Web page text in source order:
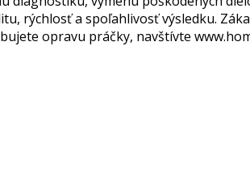
rýchlosť a spoľahlivosť výsledku.
opravu práčky, navštívte